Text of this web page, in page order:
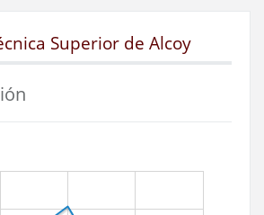
Superior de Alcoy